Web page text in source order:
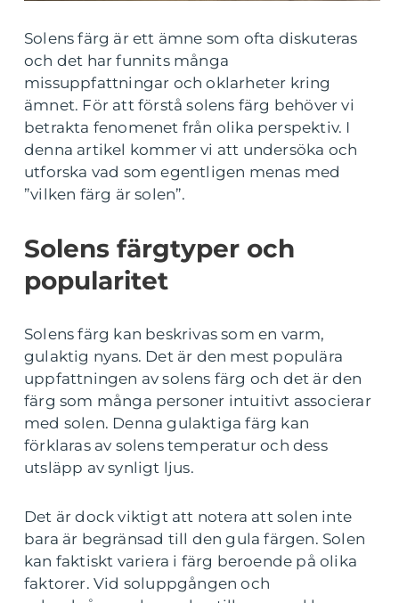
Solens färg är ett ämne som ofta diskuteras
och det har funnits många
missuppfattningar och oklarheter kring
ämnet. För att förstå solens färg behöver vi
betrakta fenomenet från olika perspektiv. I
denna artikel kommer vi att undersöka och
utforska vad som egentligen menas med
”vilken färg är solen”.
Solens färgtyper och
popularitet
Solens färg kan beskrivas som en varm,
gulaktig nyans. Det är den mest populära
uppfattningen av solens färg och det är den
färg som många personer intuitivt associerar
med solen. Denna gulaktiga färg kan
förklaras av solens temperatur och dess
utsläpp av synligt ljus.
Det är dock viktigt att notera att solen inte
bara är begränsad till den gula färgen. Solen
kan faktiskt variera i färg beroende på olika
faktorer. Vid soluppgången och